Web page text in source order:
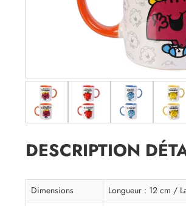
DESCRIPTION
Dimensions
Longueur : 12 cm /